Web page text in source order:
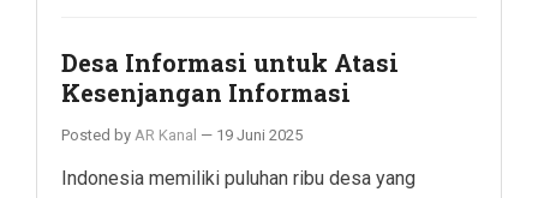
Desa Informasi untuk Atasi
Kesenjangan Informasi
Posted by AR Kanal — 19 Juni 2025
Indonesia memiliki puluhan ribu desa yang